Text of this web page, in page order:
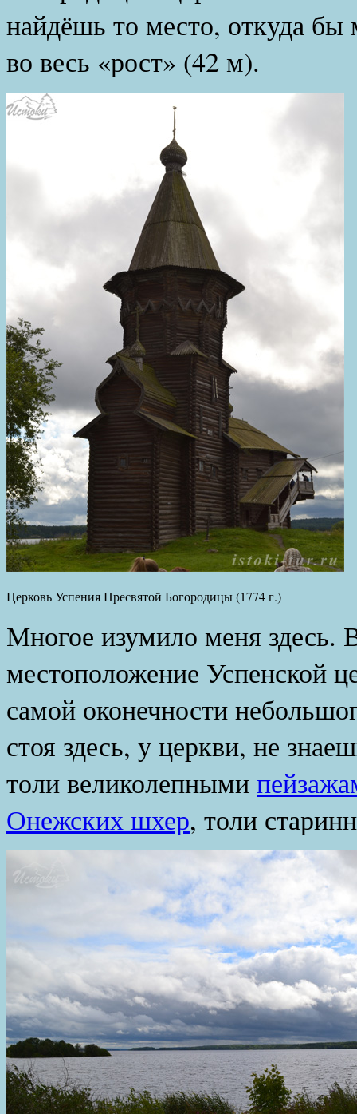
найдёшь то место, откуда
во весь «рост» (42 м).
Церковь Успения Пресвятой Богородицы (1774 г.)
Многое изумило меня
местоположение Успенской
самой оконечности
стоя здесь, у церкви, не
толи великолепными
Онежских шхер, толи